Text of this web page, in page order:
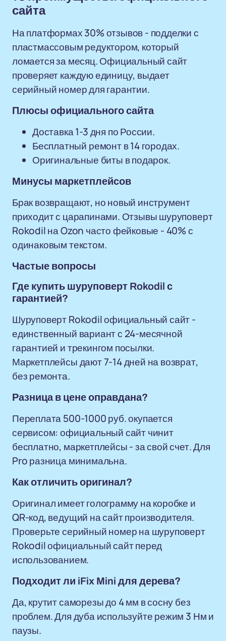
сайта
На платформах 30% отзывов - подделки с
пластмассовым редуктором, который
ломается за месяц. Официальный сайт
проверяет каждую единицу, выдает
серийный номер для гарантии.
Плюсы официального сайта
Доставка 1-3 дня по России.
Бесплатный ремонт в 14 городах.
Оригинальные биты в подарок.
Минусы маркетплейсов
Брак возвращают, но новый инструмент
приходит с царапинами. Отзывы шуруповерт
Rokodil на Ozon часто фейковые - 40% с
одинаковым текстом.
Частые вопросы
Где купить шуруповерт Rokodil с
гарантией?
Шуруповерт Rokodil официальный сайт -
единственный вариант с 24-месячной
гарантией и трекингом посылки.
Маркетплейсы дают 7-14 дней на возврат,
без ремонта.
Разница в цене оправдана?
Переплата 500-1000 руб. окупается
сервисом: официальный сайт чинит
бесплатно, маркетплейсы - за свой счет. Для
Pro разница минимальна.
Как отличить оригинал?
Оригинал имеет голограмму на коробке и
QR-код, ведущий на сайт производителя.
Проверьте серийный номер на шуруповерт
Rokodil официальный сайт перед
использованием.
Подходит ли iFix Mini для дерева?
Да, крутит саморезы до 4 мм в сосну без
проблем. Для дуба используйте режим 3 Нм и
паузы.